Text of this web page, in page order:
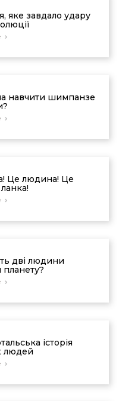
яке завдало удару
навчити шимпанзе
Це людина! Це
дві людини
планету?
історія
людей